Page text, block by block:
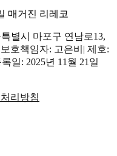
매거진 리레코
별시 마포구 연남로13,
호책임자: 고은비| 제호:
일: 2025년 11월 21일
리방침